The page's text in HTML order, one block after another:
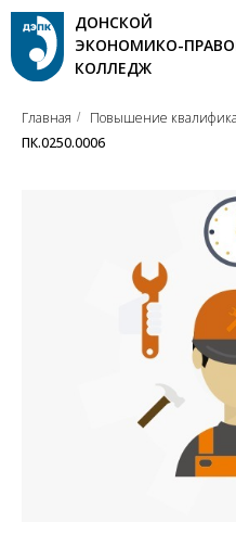
ДОНСКОЙ
ЭКОНОМИКО-ПРАВОВОЙ
КОЛЛЕДЖ
Главная / Повышение
ПК.0250.0006